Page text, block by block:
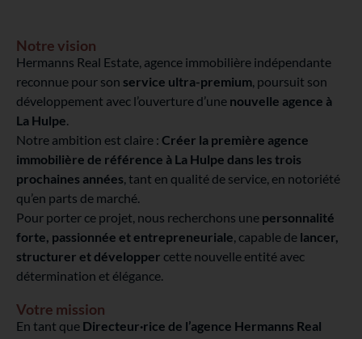
Notre vision
Hermanns Real Estate, agence immobilière indépendante
reconnue pour son service ultra-premium, poursuit son
développement avec l’ouverture d’une nouvelle agence à
La Hulpe.
Notre ambition est claire : Créer la première agence
immobilière de référence à La Hulpe dans les trois
prochaines années, tant en qualité de service, en notoriété
qu’en parts de marché.
Pour porter ce projet, nous recherchons une personnalité
forte, passionnée et entrepreneuriale, capable de lancer,
structurer et développer cette nouvelle entité avec
détermination et élégance.
Votre mission
En tant que Directeur·rice de l’agence Hermanns Real